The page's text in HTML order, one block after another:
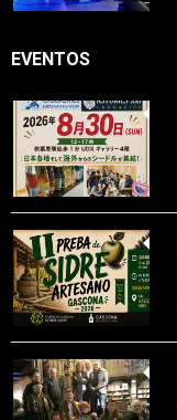
EVENTOS